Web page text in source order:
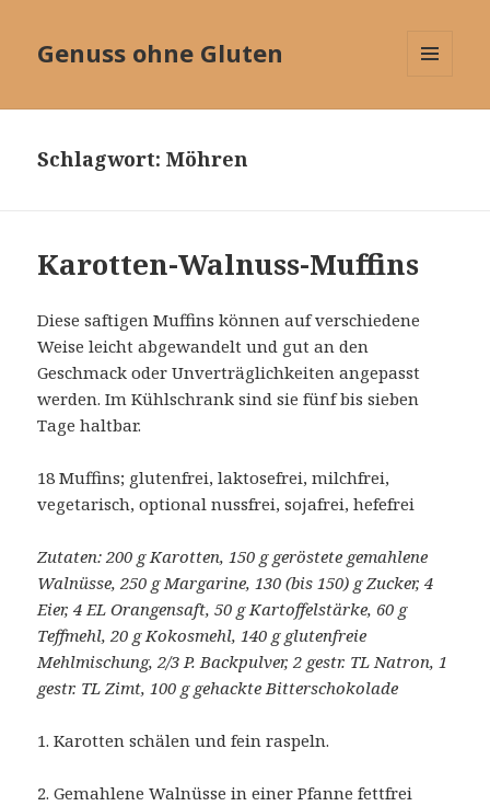
Genuss ohne Gluten
Schlagwort:Möhren
Karotten-Walnuss-Muffins
Diese saftigen Muffins können auf verschiedene
Weise leicht abgewandelt und gut an den
Geschmack oder Unverträglichkeiten angepasst
werden. Im Kühlschrank sind sie fünf bis sieben
Tage haltbar.
18 Muffins; glutenfrei, laktosefrei, milchfrei,
vegetarisch, optional nussfrei, sojafrei, hefefrei
Zutaten: 200 g Karotten, 150 g geröstete gemahlene
Walnüsse, 250 g Margarine, 130 (bis 150) g Zucker, 4
Eier, 4 EL Orangensaft, 50 g Kartoffelstärke, 60 g
Teffmehl, 20 g Kokosmehl, 140 g glutenfreie
Mehlmischung, 2/3 P. Backpulver, 2 gestr. TL Natron, 1
gestr. TL Zimt, 100 g gehackte Bitterschokolade
1. Karotten schälen und fein raspeln.
2. Gemahlene Walnüsse in einer Pfanne fettfrei